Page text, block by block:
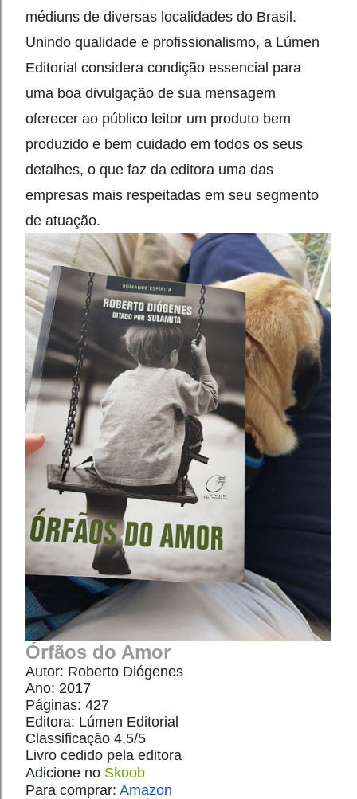
médiuns de diversas localidades do Brasil.
Unindo qualidade e profissionalismo, a Lúmen
Editorial considera condição essencial para
uma boa divulgação de sua mensagem
oferecer ao público leitor um produto bem
produzido e bem cuidado em todos os seus
detalhes, o que faz da editora uma das
empresas mais respeitadas em seu segmento
de atuação.
Órfãos do Amor
Autor: Roberto Diógenes
Ano: 2017
Páginas: 427
Editora: Lúmen Editorial
Classificação 4,5/5
Livro cedido pela editora
Adicione no Skoob
Para comprar: Amazon